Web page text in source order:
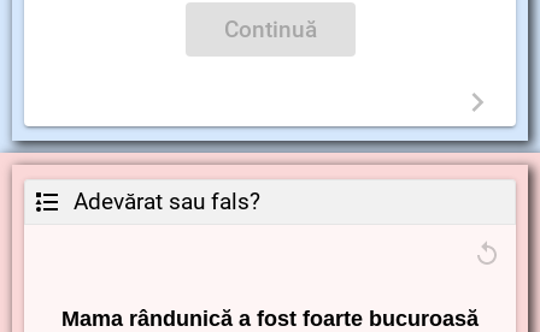
Continuă
Adevărat sau fals?
Mama rândunică a fost foarte bucuroasă